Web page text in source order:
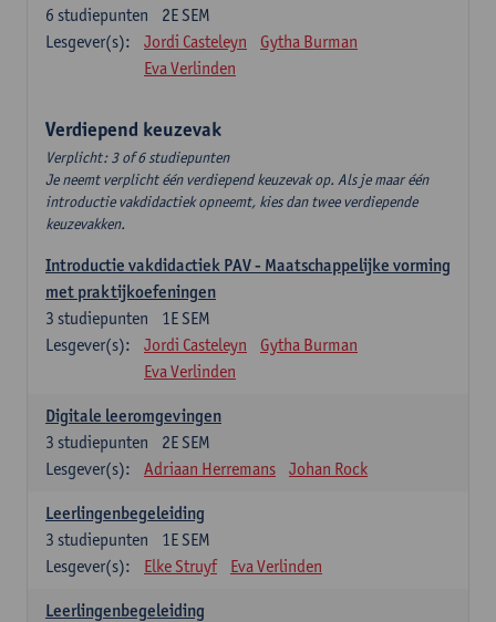
2E SEM
6 studiepunten
Lesgever(s):
Jordi Casteleyn
Gytha Burman
Eva Verlinden
Verdiepend keuzevak
Verplicht: 3 of 6 studiepunten
Je neemt verplicht één verdiepend keuzevak op. Als je maar één
introductie vakdidactiek opneemt, kies dan twee verdiepende
keuzevakken.
Introductie vakdidactiek PAV - Maatschappelijke vorming
met praktijkoefeningen
1E SEM
3 studiepunten
Lesgever(s):
Jordi Casteleyn
Gytha Burman
Eva Verlinden
Digitale leeromgevingen
2E SEM
3 studiepunten
Lesgever(s):
Adriaan Herremans Johan Rock
Leerlingenbegeleiding
1E SEM
3 studiepunten
Lesgever(s):
Elke Struyf Eva Verlinden
Leerlingenbegeleiding